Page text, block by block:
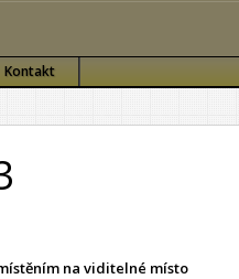
Kontakt
na viditelné místo